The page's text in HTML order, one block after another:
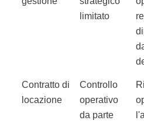
limitato
Contratto di
locazione
Controllo
operativo
da parte